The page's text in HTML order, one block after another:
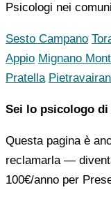
Psicologi nei
Sesto Campano
Appio Mignano
Pratella
Sei lo psicologo di
Questa pagina è
reclamarla —
100€/anno per